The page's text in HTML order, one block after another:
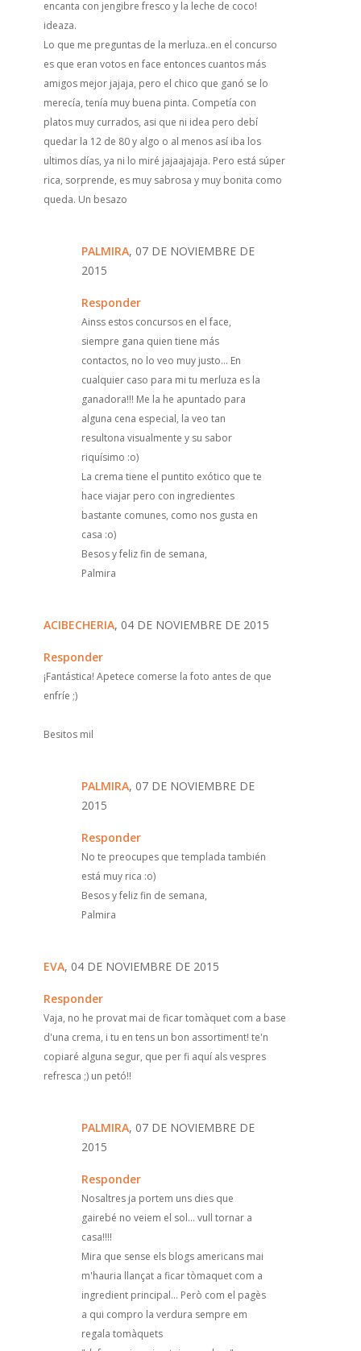
encanta con jengibre fresco y la leche de coco!
ideaza.
Lo que me preguntas de la merluza..en el concurso
es que eran votos en face entonces cuantos más
amigos mejor jajaja, pero el chico que ganó se lo
merecía, tenía muy buena pinta. Competía con
platos muy currados, asi que ni idea pero debí
quedar la 12 de 80 y algo o al menos así iba los
ultimos días, ya ni lo miré jajaajajaja. Pero está súper
rica, sorprende, es muy sabrosa y muy bonita como
queda. Un besazo
PALMIRA, 07 DE NOVIEMBRE DE
2015
Responder
Ainss estos concursos en el face,
siempre gana quien tiene más
contactos, no lo veo muy justo... En
cualquier caso para mi tu merluza es la
ganadora!!! Me la he apuntado para
alguna cena especial, la veo tan
resultona visualmente y su sabor
riquísimo :o)
La crema tiene el puntito exótico que te
hace viajar pero con ingredientes
bastante comunes, como nos gusta en
casa :o)
Besos y feliz fin de semana,
Palmira
ACIBECHERIA, 04 DE NOVIEMBRE DE 2015
Responder
¡Fantástica! Apetece comerse la foto antes de que
enfríe ;)
Besitos mil
PALMIRA, 07 DE NOVIEMBRE DE
2015
Responder
No te preocupes que templada también
está muy rica :o)
Besos y feliz fin de semana,
Palmira
EVA, 04 DE NOVIEMBRE DE 2015
Responder
Vaja, no he provat mai de ficar tomàquet com a base
d'una crema, i tu en tens un bon assortiment! te'n
copiaré alguna segur, que per fi aquí als vespres
refresca ;) un petó!!
PALMIRA, 07 DE NOVIEMBRE DE
2015
Responder
Nosaltres ja portem uns dies que
gairebé no veiem el sol... vull tornar a
casa!!!!
Mira que sense els blogs americans mai
m'hauria llançat a ficar tòmaquet com a
ingredient principal... Però com el pagès
a qui compro la verdura sempre em
regala tomàquets